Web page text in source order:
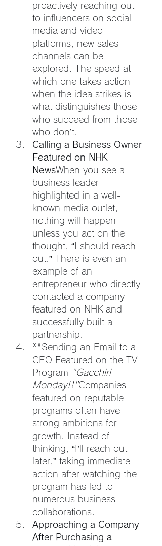
proactively reaching out
to influencers on social
media and video
platforms, new sales
channels can be
explored. The speed at
which one takes action
when the idea strikes is
what distinguishes those
who succeed from those
who don’t.
Calling a Business Owner
Featured on NHK
NewsWhen you see a
business leader
highlighted in a well-
known media outlet,
nothing will happen
unless you act on the
thought, “I should reach
out.” There is even an
example of an
entrepreneur who directly
contacted a company
featured on NHK and
successfully built a
partnership.
**Sending an Email to a
CEO Featured on the TV
Program
"Gacchiri
Monday!!"Companies
featured on reputable
programs often have
strong ambitions for
growth. Instead of
thinking, “I’ll reach out
later,” taking immediate
action after watching the
program has led to
numerous business
collaborations.
Approaching a Company
After Purchasing a